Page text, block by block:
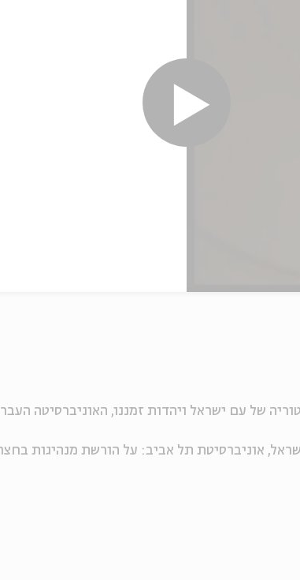
של עם ישראל ויהדות זמננו, האוניברסיטה
אוניברסיטת תל אביב: על הורשת מנהיגות